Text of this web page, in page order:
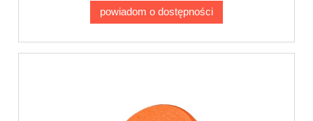
powiadom o dostępności